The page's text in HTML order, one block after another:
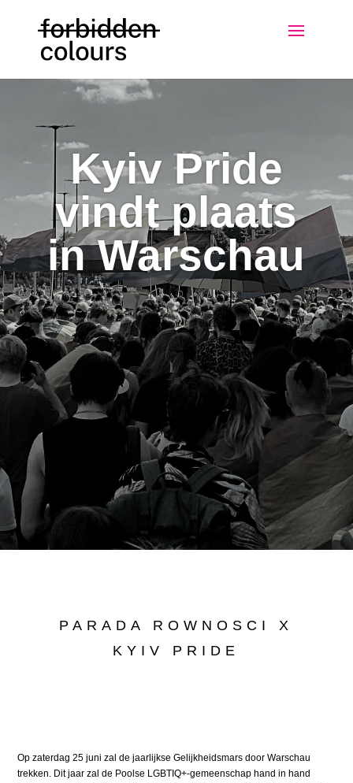
Kyiv Pride
vindt plaats
in Warschau
PARADA ROWNOSCI X
KYIV PRIDE
Op zaterdag 25 juni zal de jaarlijkse Gelijkheidsmars door Warschau
trekken. Dit jaar zal de Poolse LGBTIQ+-gemeenschap hand in hand